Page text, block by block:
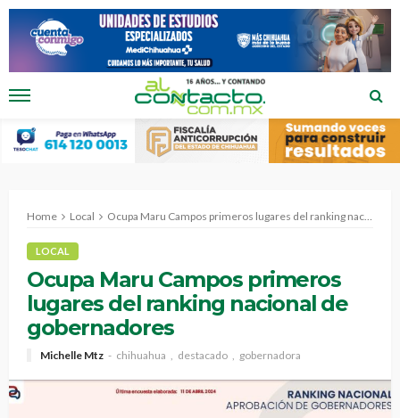
Home Local Ocupa Maru Campos primeros lugares del ranking nacional de gobernadores
LOCAL
Ocupa Maru Campos primeros
lugares del ranking nacional de
gobernadores
Michelle Mtz chihuahua destacado gobernadora